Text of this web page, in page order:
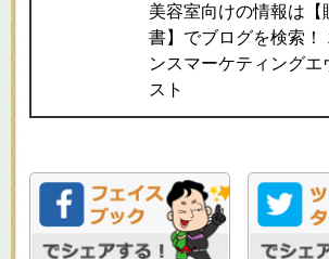
美容室向けの情報は【
書】でブログを検索！
ンスマーケティングエ
スト